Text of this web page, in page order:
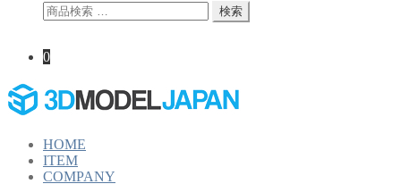
検
対
象:
検索
0
HOME
ITEM
COMPANY